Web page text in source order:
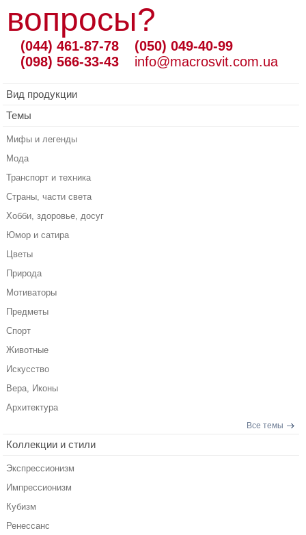
вопросы?
(044) 461-87-78
(098) 566-33-43
(050) 049-40-99
info@macrosvit.com.ua
Вид продукции
Темы
Мифы и легенды
Мода
Транспорт и техника
Страны, части света
Хобби, здоровье, досуг
Юмор и сатира
Цветы
Природа
Мотиваторы
Предметы
Спорт
Животные
Искусство
Вера, Иконы
Архитектура
Все темы
Коллекции и стили
Экспрессионизм
Импрессионизм
Кубизм
Ренессанс